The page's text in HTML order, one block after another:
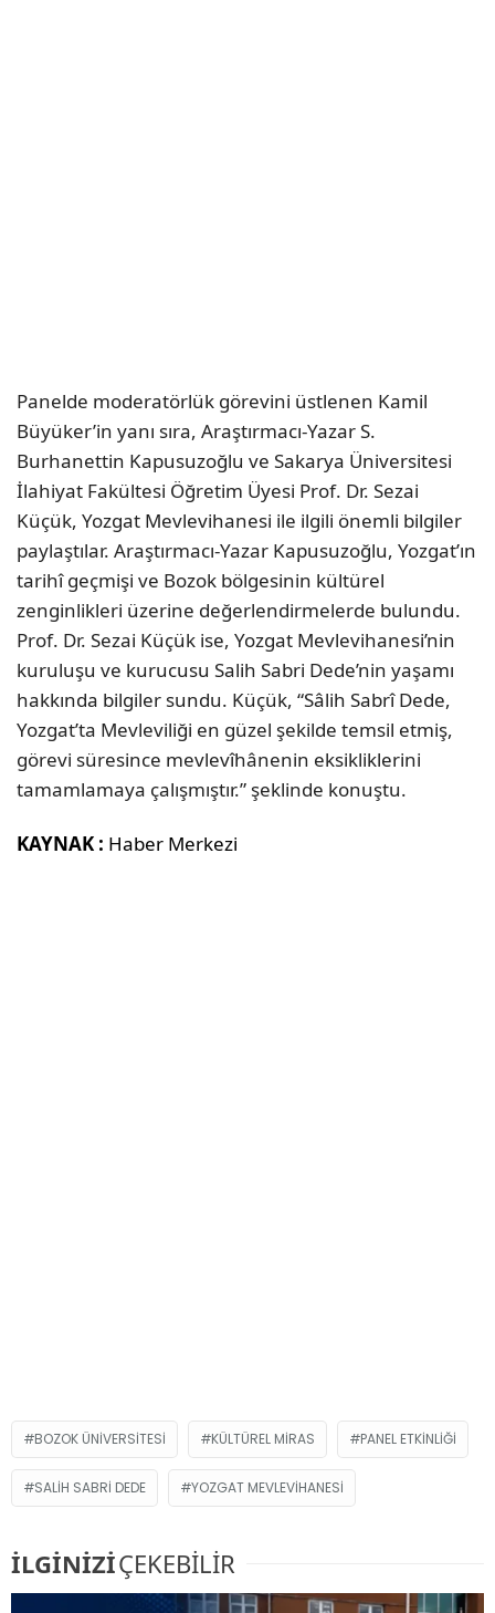
Panelde moderatörlük görevini üstlenen Kamil
Büyüker’in yanı sıra, Araştırmacı-Yazar S.
Burhanettin Kapusuzoğlu ve Sakarya Üniversitesi
İlahiyat Fakültesi Öğretim Üyesi Prof. Dr. Sezai
Küçük, Yozgat Mevlevihanesi ile ilgili önemli bilgiler
paylaştılar. Araştırmacı-Yazar Kapusuzoğlu, Yozgat’ın
tarihî geçmişi ve Bozok bölgesinin kültürel
zenginlikleri üzerine değerlendirmelerde bulundu.
Prof. Dr. Sezai Küçük ise, Yozgat Mevlevihanesi’nin
kuruluşu ve kurucusu Salih Sabri Dede’nin yaşamı
hakkında bilgiler sundu. Küçük, “Sâlih Sabrî Dede,
Yozgat’ta Mevleviliği en güzel şekilde temsil etmiş,
görevi süresince mevlevîhânenin eksikliklerini
tamamlamaya çalışmıştır.” şeklinde konuştu.
KAYNAK : Haber Merkezi
BOZOK ÜNİVERSİTESİ KÜLTÜREL MIRAS PANEL ETKINLIĞI
SALIH SABRI DEDE YOZGAT MEVLEVIHANESI
İLGİNİZİÇEKEBİLİR